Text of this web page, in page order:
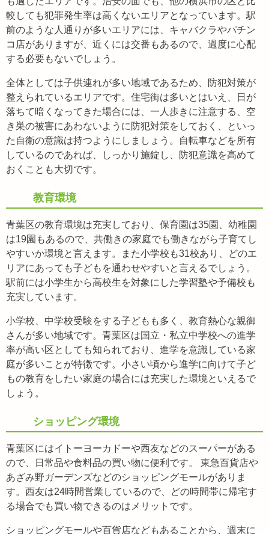
較しても犯罪発生率は高くないエリアとなっています。駅
前のような人通りが多いエリアには、キャバクラやパチン
コ店がありますが、近くには交番もあるので、過度に心配
する必要もないでしょう。
全体としては子供連れが多い地域であるため、防犯対策が
整えられているエリアです。住宅街は多いとはいえ、日が
落ちて暗くなってきた場合には、一人歩きに注意する、空
き巣の被害にあわないように防犯対策をしておく、といっ
た自衛の意識は持つようにしましょう。自転車などを所有
しているのであれば、しっかり施錠し、防犯意識を高めて
おくことも大切です。
教育環境
青葉区の教育環境は充実しており、保育園は35園、幼稚園
は19園もあるので、共働きの家庭でも働きながら子育てし
やすいか環境と言えます。また小学校も31校あり、どのエ
リアにあっても子どもを通わせやすいと言えるでしょう。
駅前には小学生から高校生を対象にした学習塾や予備校も
充実しています。
小学校、中学校受験をする子どもも多く、教育熱心な親御
さんが多い地域です。青葉区は国立・私立中学校への進学
率が高い区としても知られており、進学を意識している家
庭が多いことが特徴です。小さい頃から進学に向けて子ど
もの教育をしたい家庭の場合には充実した環境といえるで
しょう。
ショッピング環境
青葉区にはイトーヨーカドーや西友などのスーパーがある
ので、日常品や食料品の買い物に便利です。 東急百貨店や
あざみ野ガーデンズなどのショッピングモールがありま
す。西友は24時間営業しているので、どの時間帯に帰宅す
る場合でも買い物できるのはメリットです。
ショッピングモールや百貨店などもあることから、週末に